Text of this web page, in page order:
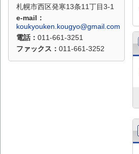
家庭
工業 商業
札幌市西区発寒13条11丁目3-1
e-mail：
koukyouken.kougyo@gmail.com
電話： 011-661-3251
ファックス： 011-661-3252